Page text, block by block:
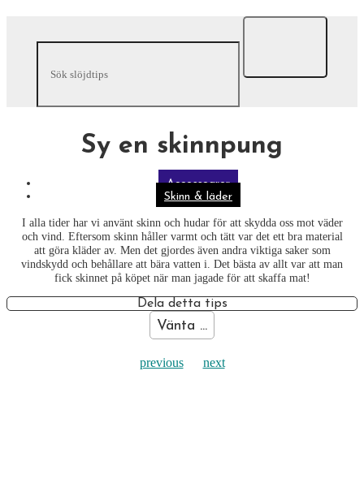
Sy en skinnpung
Accessoarer
Skinn & läder
I alla tider har vi använt skinn och hudar för att skydda oss mot väder
och vind. Eftersom skinn håller varmt och tätt var det ett bra material
att göra kläder av. Men det gjordes även andra viktiga saker som
vindskydd och behållare att bära vatten i. Det bästa av allt var att man
fick skinnet på köpet när man jagade för att skaffa mat!
Dela detta tips
Vänta ...
previous next